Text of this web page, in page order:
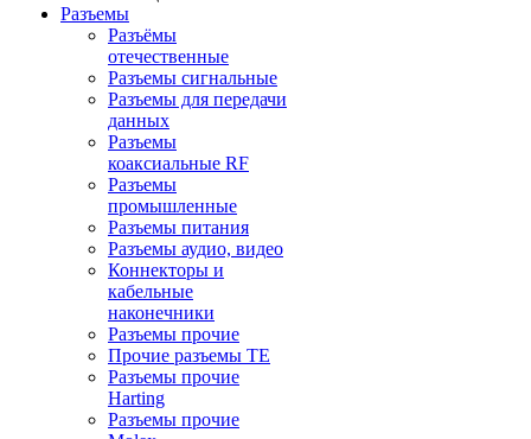
Разъeмы
Разъёмы
отечественные
Разъeмы сигнальные
Разъeмы для передачи
данных
Разъeмы
коаксиальные RF
Разъeмы
промышленные
Разъeмы питания
Разъeмы аудио, видео
Коннекторы и
кабельные
наконечники
Разъeмы прочие
Прочие разъемы TE
Разъемы прочие
Harting
Разъемы прочие